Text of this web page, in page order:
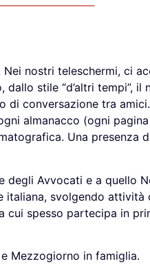
nostri teleschermi, ci
stile “d’altri tempi”, il
conversazione tra
almanacco (ogni
Una presenza
degli Avvocati e a quello
svolgendo attività
spesso partecipa in
Mezzogiorno in famiglia.